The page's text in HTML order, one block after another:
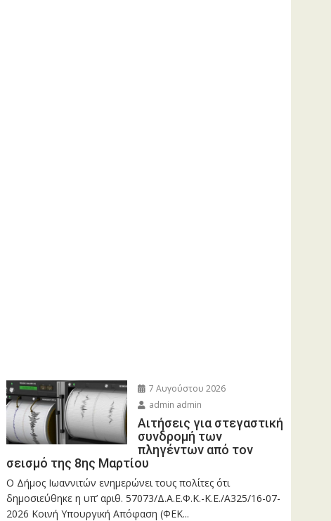
7 Αυγούστου 2026
admin admin
Αιτήσεις για στεγαστική
συνδρομή των
πληγέντων από τον
σεισμό της 8ης Μαρτίου
Ο Δήμος Ιωαννιτών ενημερώνει τους πολίτες ότι
δημοσιεύθηκε η υπ’ αριθ. 57073/Δ.Α.Ε.Φ.Κ.-Κ.Ε./Α325/16-07-
2026 Κοινή Υπουργική Απόφαση (ΦΕΚ...